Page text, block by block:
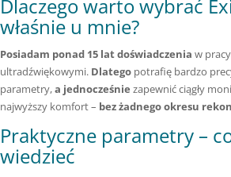
Dlaczego warto wybrać
właśnie u mnie?
Posiadam ponad 15 lat doświadczenia w
ultradźwiękowymi. Dlatego potrafię bardzo
parametry,a jednocześnie zapewnić ciągły
najwyższy komfort – bez żadnego okresu
Praktyczne parametry –
wiedzieć